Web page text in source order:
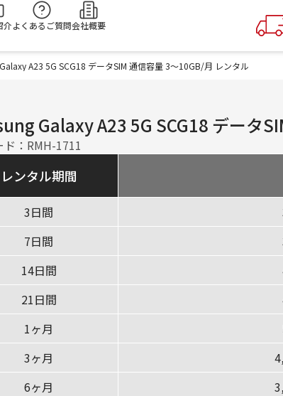
介よくあるご質問会社概要
A23 5G SCG18 データSIM 通信容量 3〜10GB/月 レンタル
Galaxy A23 5G SCG18 データ
： RMH-1711
レンタル期間
3日間
7日間
14日間
21日間
1ヶ月
3ヶ月
6ヶ月